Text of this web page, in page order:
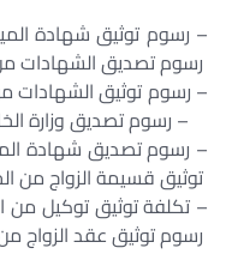
– رسوم توثيق شهادة
رسوم تصديق الشهادات من
– رسوم تصديق وزارة
– رسوم تصديق شهادة
توثيق قسيمة الزواج من
– تكلفة توثيق
رسوم توثيق عقد الزواج من